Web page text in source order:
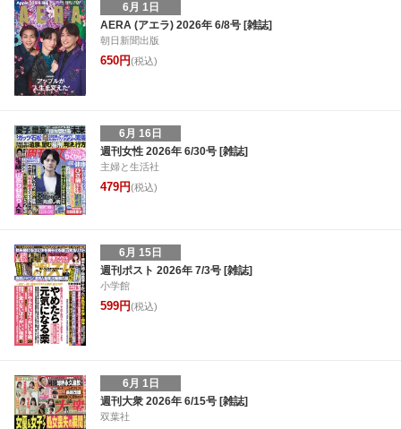
6月 1日
AERA (アエラ) 2026年 6/8号 [雑誌]
朝日新聞出版
650円(税込)
6月 16日
週刊女性 2026年 6/30号 [雑誌]
主婦と生活社
479円(税込)
6月 15日
週刊ポスト 2026年 7/3号 [雑誌]
小学館
599円(税込)
6月 1日
週刊大衆 2026年 6/15号 [雑誌]
双葉社